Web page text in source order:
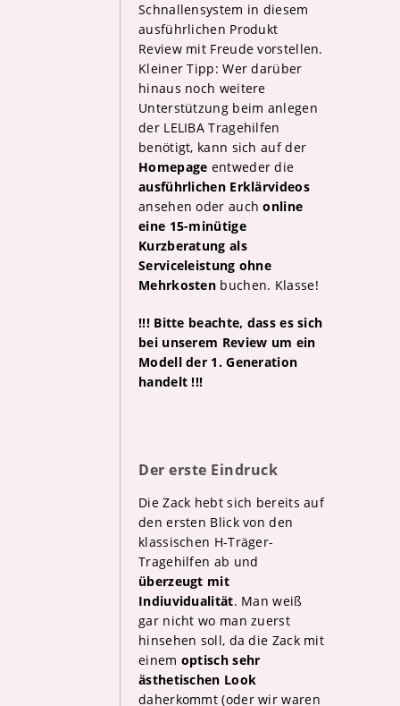
Schnallensystem in diesem
ausführlichen Produkt
Review mit Freude vorstellen.
Kleiner Tipp: Wer darüber
hinaus noch weitere
Unterstützung beim anlegen
der LELIBA Tragehilfen
benötigt, kann sich auf der
Homepage entweder die
ausführlichen Erklärvideos
ansehen oder auchonline
eine 15-minütige
Kurzberatung als
Serviceleistung ohne
Mehrkosten buchen. Klasse!
!!! Bitte beachte, dass es sich
bei unserem Review um ein
Modell der 1. Generation
handelt !!!
Der erste Eindruck
Die Zack hebt sich bereits auf
den ersten Blick von den
klassischen H-Träger-
Tragehilfen ab und
überzeugt mit
Indiuvidualität. Man weiß
gar nicht wo man zuerst
hinsehen soll, da die Zack mit
einem optisch sehr
ästhetischen Look
daherkommt (oder wir waren